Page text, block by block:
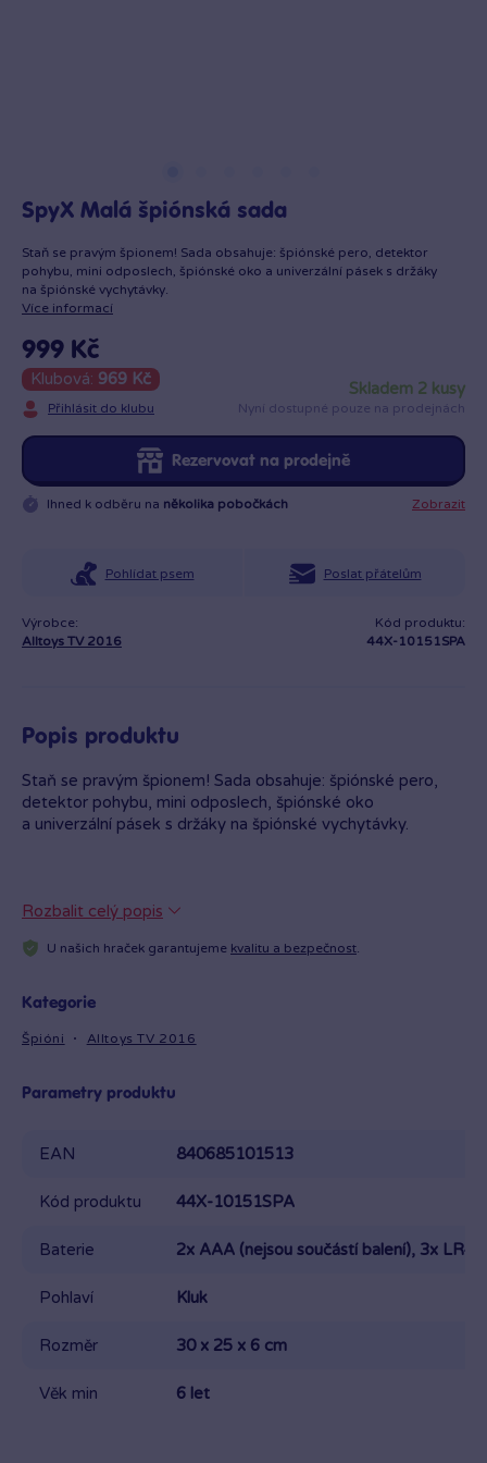
SpyX Malá špiónská sada
Staň se pravým špionem! Sada obsahuje: špiónské pero, detektor
pohybu, mini odposlech, špiónské oko a univerzální pásek s držáky
na špiónské vychytávky.
Více informací
999 Kč
Klubová: 969 Kč
Přihlásit do klubu
skladem 2 kusy
Nyní dostupné pouze na prodejnách
Rezervovat na prodejně
Ihned k odběru na několika pobočkách Zobrazit
Pohlídat psem Poslat přátelům
Výrobce:
Alltoys TV 2016
Kód produktu:
44X-10151SPA
Popis produktu
Staň se pravým špionem! Sada obsahuje: špiónské pero,
detektor pohybu, mini odposlech, špiónské oko
a univerzální pásek s držáky na špiónské vychytávky.
Rozbalit celý popis
U našich hraček garantujeme kvalitu a bezpečnost.
Kategorie
Špióni Alltoys TV 2016
Parametry produktu
EAN 840685101513
Kód produktu 44X-10151SPA
Baterie 2x AAA (nejsou součástí balení), 3x
Pohlaví Kluk
Rozměr 30 x 25 x 6 cm
Věk min 6 let